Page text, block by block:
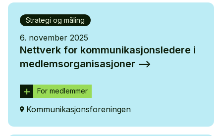
Strategi og måling
6. november 2025
Nettverk for kommunikasjonsledere i
medlemsorganisasjoner
For medlemmer
Kommunikasjonsforeningen